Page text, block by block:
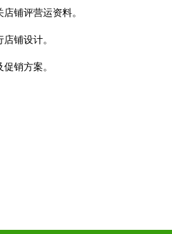
铺评营运资料。
铺设计。
销方案。